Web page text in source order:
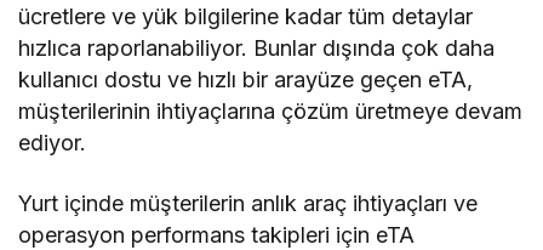
ücretlere ve yük bilgilerine kadar tüm detaylar
hızlıca raporlanabiliyor. Bunlar dışında çok daha
kullanıcı dostu ve hızlı bir arayüze geçen eTA,
müşterilerinin ihtiyaçlarına çözüm üretmeye devam
ediyor.
Yurt içinde müşterilerin anlık araç ihtiyaçları ve
operasyon performans takipleri için eTA